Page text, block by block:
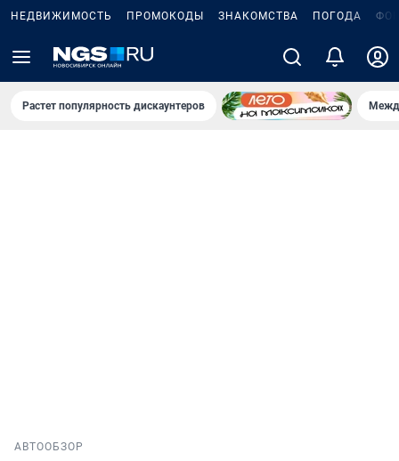
НЕДВИЖИМОСТЬ ПРОМОКОДЫ ЗНАКОМСТВА ПОГОДА
Растет популярность дискаунтеров
АВТООБЗОР